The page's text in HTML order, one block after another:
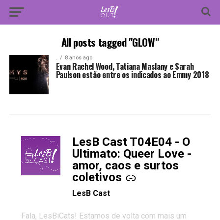
All posts tagged "GLOW"
. 8 anos ago
Evan Rachel Wood, Tatiana Maslany e Sarah
Paulson estão entre os indicados ao Emmy 2018
LesB Cast T04E04 - O
Ultimato: Queer Love -
amor, caos e surtos
coletivos
-
LesB Cast
Fala, LesBiCats! Estamos de volta com mais um